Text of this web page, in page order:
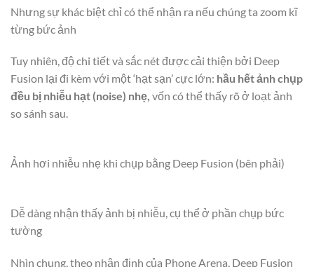
Nhưng sự khác biệt chỉ có thể nhận ra nếu chúng ta zoom kĩ
từng bức ảnh
Tuy nhiên, độ chi tiết và sắc nét được cải thiện bởi Deep
Fusion lại đi kèm với một ‘hạt sạn’ cực lớn: hầu hết ảnh chụp
đều bị nhiễu hạt (noise) nhẹ, vốn có thể thấy rõ ở loạt ảnh
so sánh sau.
Ảnh hơi nhiễu nhẹ khi chụp bằng Deep Fusion (bên phải)
Dễ dàng nhận thấy ảnh bị nhiễu, cụ thể ở phần chụp bức
tường
Nhìn chung, theo nhận định của Phone Arena, Deep Fusion